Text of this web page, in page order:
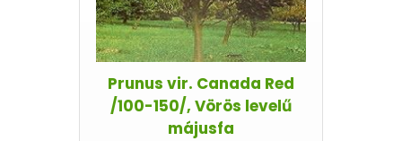
Prunus vir. Canada Red
/100-150/, Vörös levelű
májusfa